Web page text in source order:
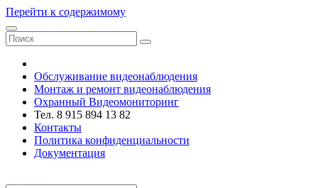
Перейти к содержимому
Обслуживание видеонаблюдения
Монтаж и ремонт видеонаблюдения
Охранный Видеомониторинг
Тел. 8 915 894 13 82
Контакты
Политика конфиденциальности
Документация